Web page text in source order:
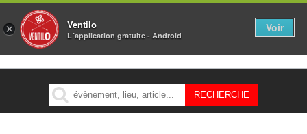
MENU
× Ventilo
L´application gratuite - Android
Voir